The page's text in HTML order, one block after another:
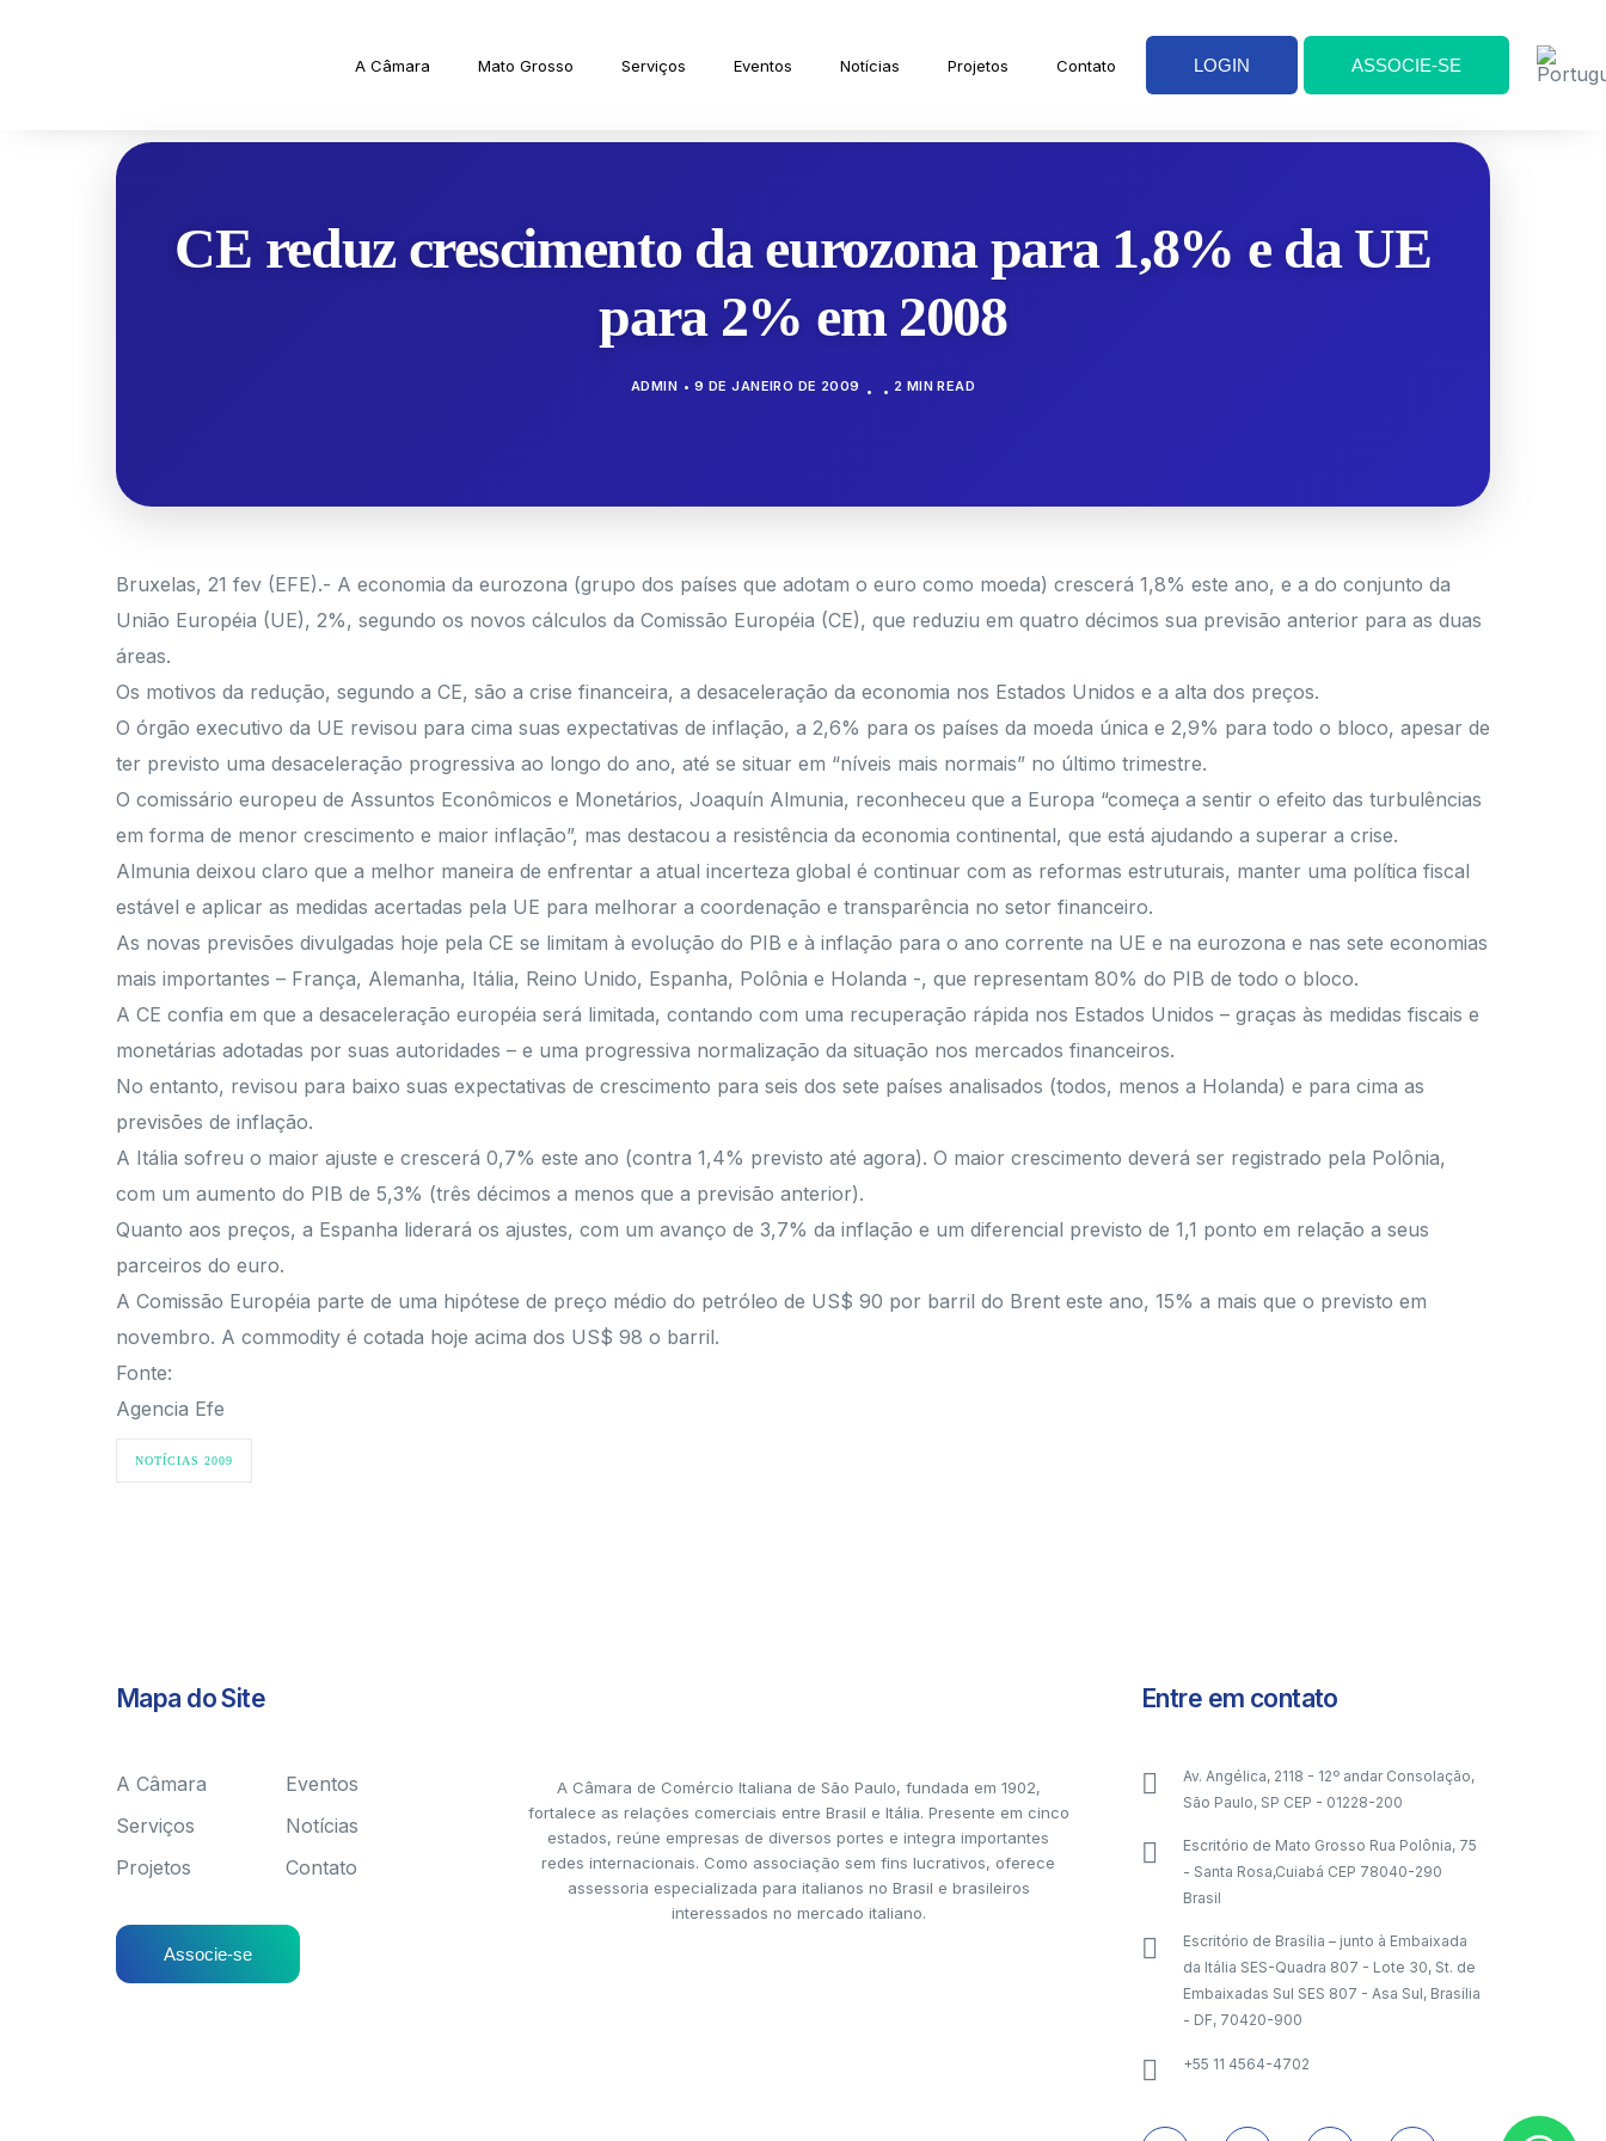
A Câmara Mato Grosso Serviços Eventos Notícias Projetos Contato LOGIN ASSOCIE-SE
CE reduz crescimento da eurozona para 1,8% e da UE
para 2% em 2008
ADMIN 9 DE JANEIRO DE 2009 2 MIN READ
Bruxelas, 21 fev (EFE).- A economia da eurozona (grupo dos países que adotam o euro como moeda) crescerá 1,8% este ano, e a do conjunto da
União Européia (UE), 2%, segundo os novos cálculos da Comissão Européia (CE), que reduziu em quatro décimos sua previsão anterior para as duas
áreas.
Os motivos da redução, segundo a CE, são a crise financeira, a desaceleração da economia nos Estados Unidos e a alta dos preços.
O órgão executivo da UE revisou para cima suas expectativas de inflação, a 2,6% para os países da moeda única e 2,9% para todo o bloco, apesar de
ter previsto uma desaceleração progressiva ao longo do ano, até se situar em “níveis mais normais” no último trimestre.
O comissário europeu de Assuntos Econômicos e Monetários, Joaquín Almunia, reconheceu que a Europa “começa a sentir o efeito das turbulências
em forma de menor crescimento e maior inflação”, mas destacou a resistência da economia continental, que está ajudando a superar a crise.
Almunia deixou claro que a melhor maneira de enfrentar a atual incerteza global é continuar com as reformas estruturais, manter uma política fiscal
estável e aplicar as medidas acertadas pela UE para melhorar a coordenação e transparência no setor financeiro.
As novas previsões divulgadas hoje pela CE se limitam à evolução do PIB e à inflação para o ano corrente na UE e na eurozona e nas sete economias
mais importantes – França, Alemanha, Itália, Reino Unido, Espanha, Polônia e Holanda -, que representam 80% do PIB de todo o bloco.
A CE confia em que a desaceleração européia será limitada, contando com uma recuperação rápida nos Estados Unidos – graças às medidas fiscais e
monetárias adotadas por suas autoridades – e uma progressiva normalização da situação nos mercados financeiros.
No entanto, revisou para baixo suas expectativas de crescimento para seis dos sete países analisados (todos, menos a Holanda) e para cima as
previsões de inflação.
A Itália sofreu o maior ajuste e crescerá 0,7% este ano (contra 1,4% previsto até agora). O maior crescimento deverá ser registrado pela Polônia,
com um aumento do PIB de 5,3% (três décimos a menos que a previsão anterior).
Quanto aos preços, a Espanha liderará os ajustes, com um avanço de 3,7% da inflação e um diferencial previsto de 1,1 ponto em relação a seus
parceiros do euro.
A Comissão Européia parte de uma hipótese de preço médio do petróleo de US$ 90 por barril do Brent este ano, 15% a mais que o previsto em
novembro. A commodity é cotada hoje acima dos US$ 98 o barril.
Fonte:
Agencia Efe
NOTÍCIAS 2009
Mapa do Site
A Câmara
Serviços
Projetos
Eventos
Notícias
Contato
Associe-se
A Câmara de Comércio Italiana de São Paulo, fundada em 1902,
fortalece as relações comerciais entre Brasil e Itália. Presente em cinco
estados, reúne empresas de diversos portes e integra importantes
redes internacionais. Como associação sem fins lucrativos, oferece
assessoria especializada para italianos no Brasil e brasileiros
interessados no mercado italiano.
Entre em contato
Av. Angélica, 2118 - 12º andar Consolação,
São Paulo, SP CEP - 01228-200
Escritório de Mato Grosso Rua Polônia, 75
- Santa Rosa,Cuiabá CEP 78040-290
Brasil
Escritório de Brasília – junto à Embaixada
da Itália SES-Quadra 807 - Lote 30, St. de
Embaixadas Sul SES 807 - Asa Sul, Brasília
- DF, 70420-900
+55 11 4564-4702